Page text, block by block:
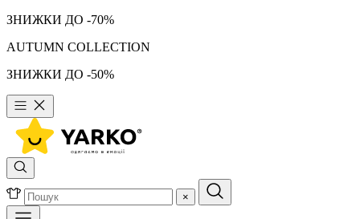
ЗНИЖКИ ДО -70%
AUTUMN COLLECTION
ЗНИЖКИ ДО -50%
×